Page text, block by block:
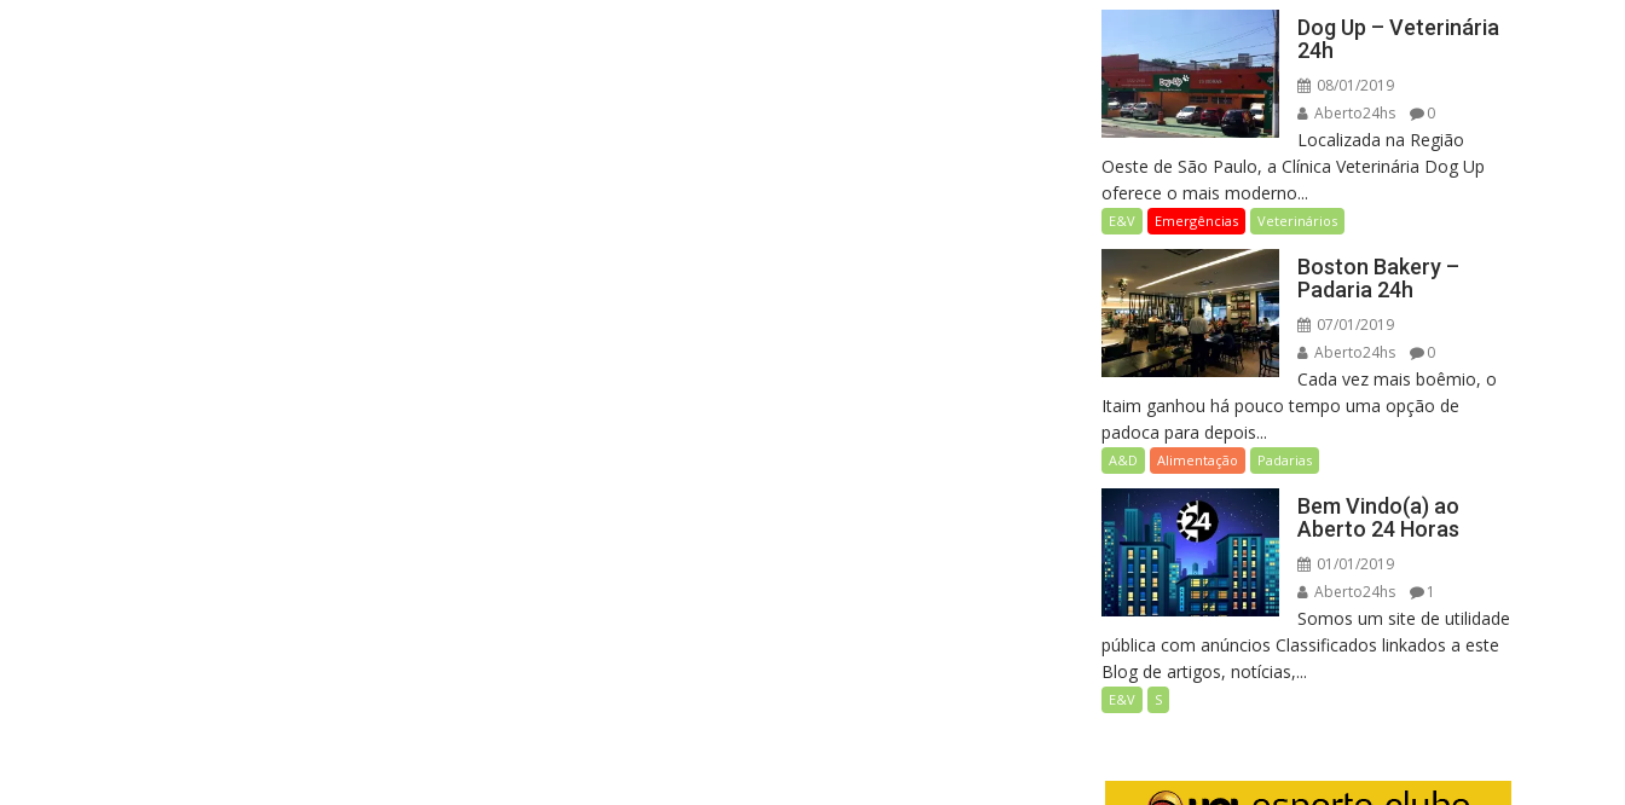
Dog Up – Veterinária
24h
08/01/2019
Aberto24hs
0
Localizada na Região
Oeste de São Paulo, a Clínica Veterinária Dog Up
oferece o mais moderno...
E&V Emergências Veterinários
Boston Bakery –
Padaria 24h
07/01/2019
Aberto24hs
0
Cada vez mais boêmio, o
Itaim ganhou há pouco tempo uma opção de
padoca para depois...
A&D Alimentação Padarias
Bem Vindo(a) ao
Aberto 24 Horas
01/01/2019
Aberto24hs
1
Somos um site de utilidade
pública com anúncios Classificados linkados a este
Blog de artigos, notícias,...
E&V S